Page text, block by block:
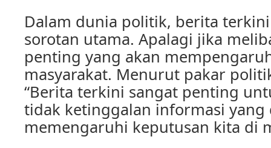
Dalam dunia politik, berita
sorotan utama. Apalagi jika
penting yang akan
masyarakat. Menurut pakar
“Berita terkini sangat penting
tidak ketinggalan informasi yang
memengaruhi keputusan kita di